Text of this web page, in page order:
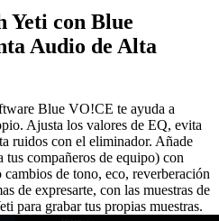
Yeti con Blue
Audio de Alta
Blue VO!CE te ayuda a
Ajusta los valores de EQ, evita
ruidos con el eliminador. Añade
tus compañeros de equipo) con
de tono, eco, reverberación
de expresarte, con las muestras de
para grabar tus propias muestras.